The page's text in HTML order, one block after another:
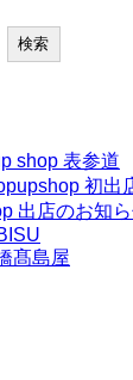
検索
shop 表参道
初出
出店のお知
髙島屋